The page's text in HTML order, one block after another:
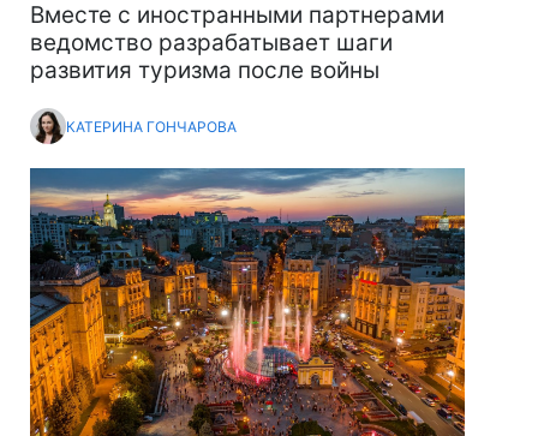
Вместе с иностранными партнерами
ведомство разрабатывает шаги
развития туризма после войны
КАТЕРИНА ГОНЧАРОВА